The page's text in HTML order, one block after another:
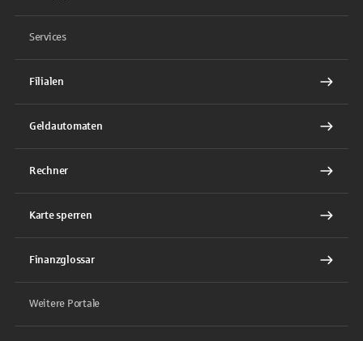
Services
Filialen
Geldautomaten
Rechner
Karte sperren
Finanzglossar
Weitere Portale